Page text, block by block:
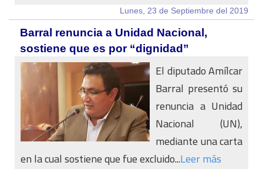
Lunes, 23 de Septiembre del 2019
Barral renuncia a Unidad Nacional,
sostiene que es por “dignidad”
El diputado Amílcar
Barral presentó su
renuncia a Unidad
Nacional (UN),
mediante una carta
en la cual sostiene que fue excluido...Leer más